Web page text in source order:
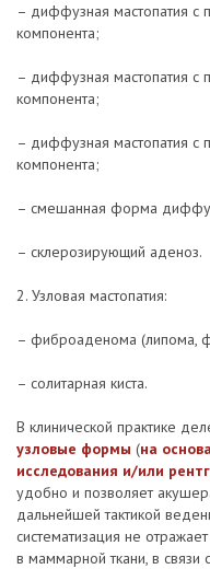
– диффузная мастопатия с
компонента;
– диффузная мастопатия с
компонента;
– диффузная мастопатия
компонента;
– смешанная форма
– склерозирующий аденоз.
2. Узловая мастопатия:
– фиброаденома (липома,
– солитарная киста.
В клинической практике
узловые формы (на
исследования и/или
удобно и позволяет
дальнейшей тактикой
систематизация не
в маммарной ткани, в связи